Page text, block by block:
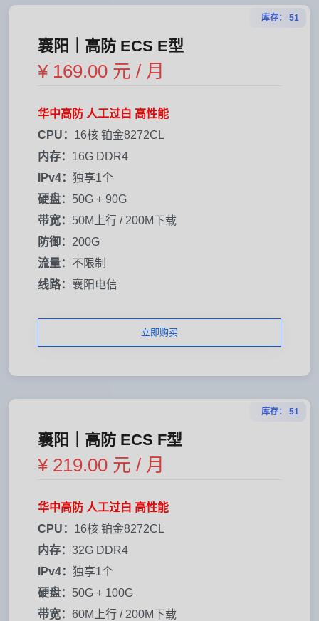
库存： 51
襄阳｜高防 ECS E型
¥ 169.00 元 / 月
华中高防 人工过白 高性能
CPU： 16核 铂金8272CL
内存： 16G DDR4
IPv4： 独享1个
硬盘： 50G + 90G
带宽： 50M上行 / 200M下载
防御： 200G
流量： 不限制
线路： 襄阳电信
立即购买
库存： 51
襄阳｜高防 ECS F型
¥ 219.00 元 / 月
华中高防 人工过白 高性能
CPU： 16核 铂金8272CL
内存： 32G DDR4
IPv4： 独享1个
硬盘： 50G + 100G
带宽： 60M上行 / 200M下载